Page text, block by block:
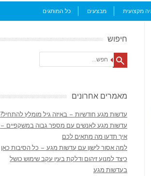
מקצועית מבצעים כל המותגים
חיפוש
Search
מאמרים אחרונים
עדשות מגע חודשיות – באיזה גיל מומלץ להתחיל?
עדשות מגע לאנשים עם מספר גבוה במשקפיים –
איך תדעו מה מתאים לכם
למה אסור לישון עם עדשות מגע – כל הסיבות כאן
כיצד למנוע זיהום ודלקת בעין עקב שימוש כושל
בעדשות מגע